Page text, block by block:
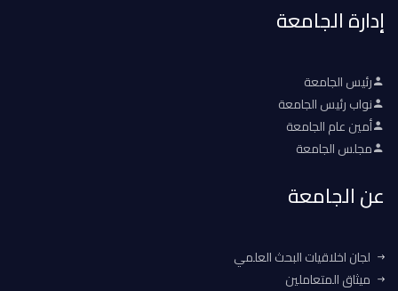
إدارة الجامعة
رئيس الجامعة
نواب رئيس الجامعة
أمين عام الجامعة
مجلس الجامعة
عن الجامعة
لجان اخلاقيات البحث العلمي
ميثاق المتعاملين